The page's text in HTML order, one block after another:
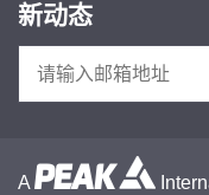
新动态
A